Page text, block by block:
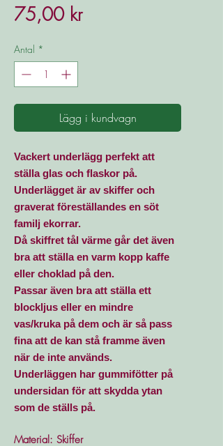
75,00 krPris
Antal *
Lägg i kundvagn
Vackert underlägg perfekt att
ställa glas och flaskor på.
Underlägget är av skiffer och
graverat föreställandes en söt
familj ekorrar.
Då skiffret tål värme går det även
bra att ställa en varm kopp kaffe
eller choklad på den.
Passar även bra att ställa ett
blockljus eller en mindre
vas/kruka på dem och är så pass
fina att de kan stå framme även
när de inte används.
Underläggen har gummifötter på
undersidan för att skydda ytan
som de ställs på.
Material: Skiffer